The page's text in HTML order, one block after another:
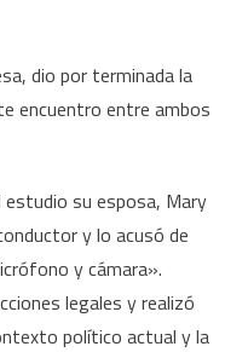
dio por terminada la
encuentro entre ambos
estudio su esposa, Mary
y lo acusó de
y cámara».
legales y realizó
político actual y la